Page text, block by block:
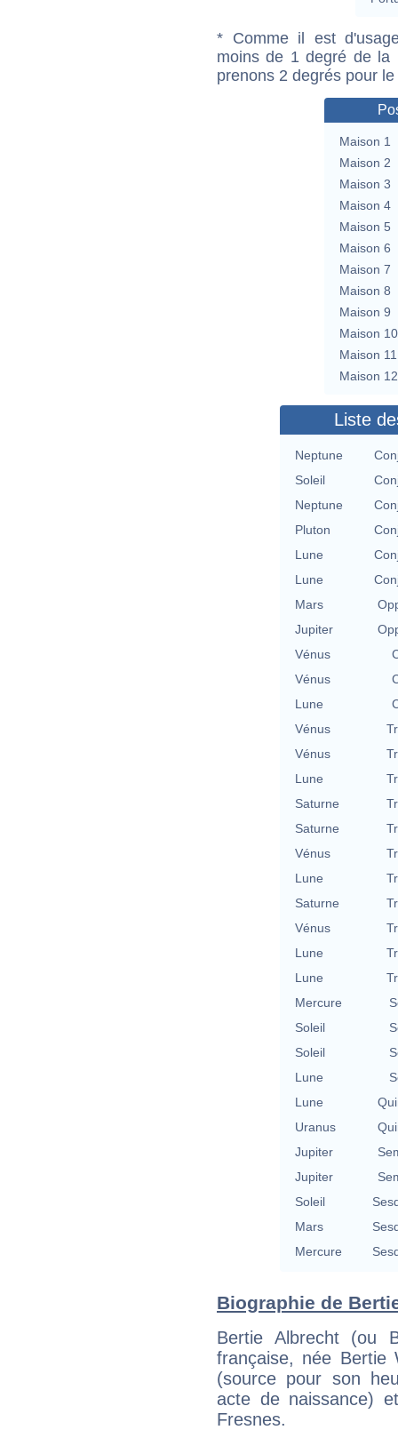
* Comme il est
moins de 1 degré de la
prenons 2 degrés pour
Maison 1
Maison 2
Maison 3
Maison 4
Maison 5
Maison 6
Maison 7
Maison 8
Maison 9
Maison 10
Maison 11
Maison 12
Liste
Neptune
Soleil
Neptune
Pluton
Lune
Lune
Mars
Jupiter
Vénus
Vénus
Lune
Vénus
Vénus
Lune
Saturne
Saturne
Vénus
Lune
Saturne
Vénus
Lune
Lune
Mercure
Soleil
Soleil
Lune
Lune
Uranus
Jupiter
Jupiter
Soleil
Mars
Mercure
Biographie de
Bertie Albrecht (ou
française, née Bertie
(source pour son
acte de naissance)
Fresnes.